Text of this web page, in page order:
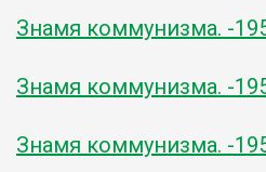
Знамя коммунизма. -
Знамя коммунизма. -
Знамя коммунизма. -